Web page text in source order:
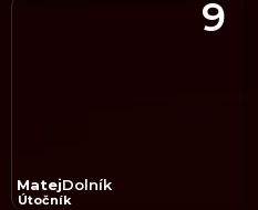
9
Útočník
MatejDolník